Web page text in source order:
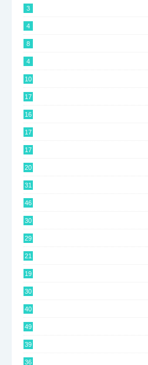
3
4
8
4
10
17
16
17
17
20
31
46
30
29
21
19
30
40
49
39
36